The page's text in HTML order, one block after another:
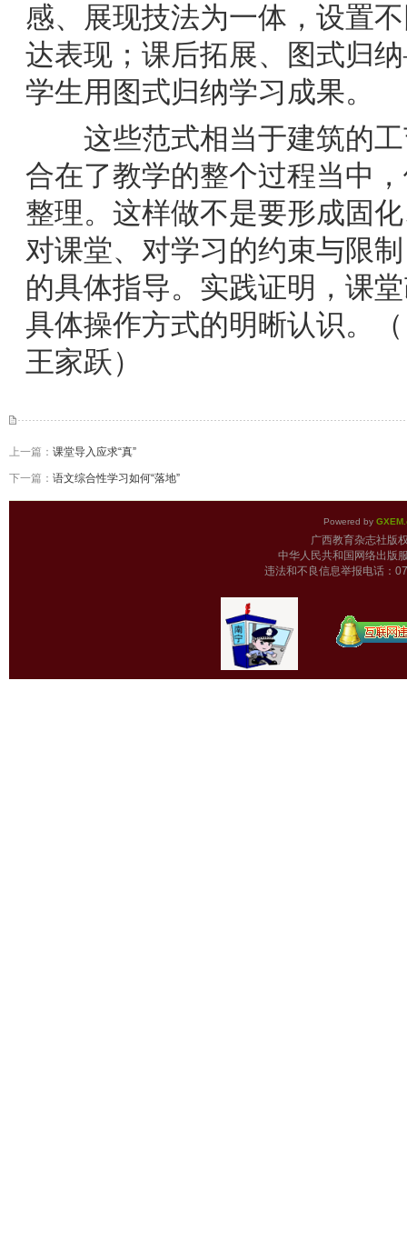
感、展现技法为一体，设置
达表现；课后拓展、图式归
学生用图式归纳学习成果。
这些范式相当于建筑的工
合在了教学的整个过程当中
整理。这样做不是要形成固
对课堂、对学习的约束与限
的具体指导。实践证明，课
具体操作方式的明晰认识。（
王家跃）
上一篇： 课堂导入应求“真”
下一篇： 语文综合性学习如何“落地”
Powered by
广西教育杂志
中华人民共和国网络出版
违法和不良信息举报电话：